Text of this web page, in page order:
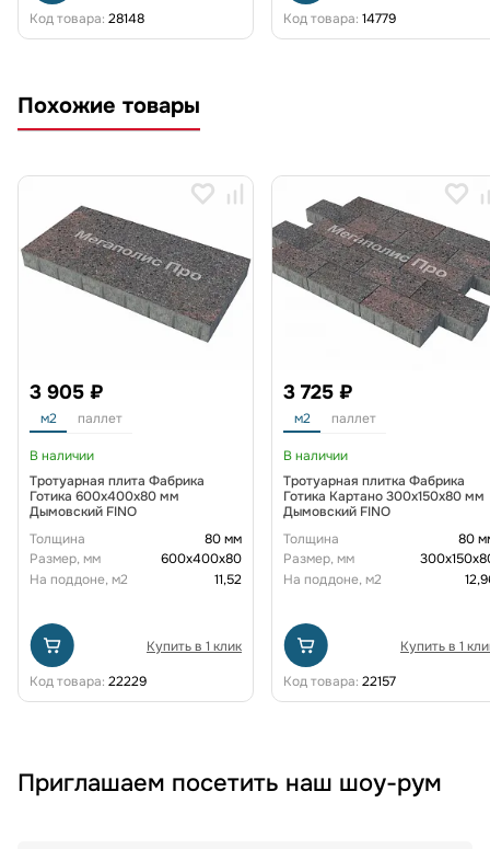
Код товара: 28148
Код товара: 14779
Похожие товары
3 905 ₽
м2 паллет
В наличии
Тротуарная плита Фабрика
Готика 600х400х80 мм
Дымовский FINO
Толщина
80 мм
Размер, мм
600х400х80
На поддоне, м2
11,52
Купить в 1 клик
Код товара: 22229
3 725 ₽
м2 паллет
В наличии
Тротуарная плитка Фабрика
Готика Картано 300х150х80 мм
Дымовский FINO
Толщина
80
Размер, мм
На поддоне, м2
Купить в 1
Код товара: 22157
Приглашаем посетить наш шоу-рум